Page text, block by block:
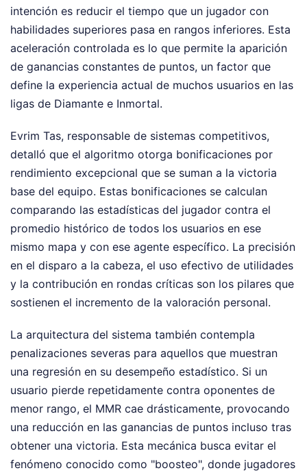
intención es reducir el tiempo que un jugador con
habilidades superiores pasa en rangos inferiores. Esta
aceleración controlada es lo que permite la aparición
de ganancias constantes de puntos, un factor que
define la experiencia actual de muchos usuarios en las
ligas de Diamante e Inmortal.
Evrim Tas, responsable de sistemas competitivos,
detalló que el algoritmo otorga bonificaciones por
rendimiento excepcional que se suman a la victoria
base del equipo. Estas bonificaciones se calculan
comparando las estadísticas del jugador contra el
promedio histórico de todos los usuarios en ese
mismo mapa y con ese agente específico. La precisión
en el disparo a la cabeza, el uso efectivo de utilidades
y la contribución en rondas críticas son los pilares que
sostienen el incremento de la valoración personal.
La arquitectura del sistema también contempla
penalizaciones severas para aquellos que muestran
una regresión en su desempeño estadístico. Si un
usuario pierde repetidamente contra oponentes de
menor rango, el MMR cae drásticamente, provocando
una reducción en las ganancias de puntos incluso tras
obtener una victoria. Esta mecánica busca evitar el
fenómeno conocido como "boosteo", donde jugadores